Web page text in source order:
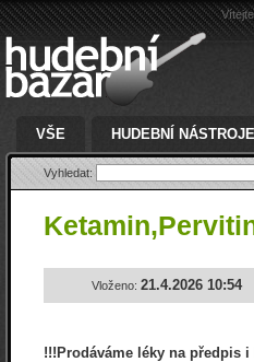
VŠE HUDEBNÍ NÁSTROJE
Vyhledat:
Vloženo: 21.4.2026 10:54
!!!Prodáváme léky na předpis i